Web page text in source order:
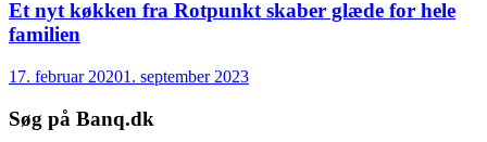
Et nyt køkken fra Rotpunkt skaber glæde for hele
familien
17. februar 20201. september 2023
Søg på Banq.dk